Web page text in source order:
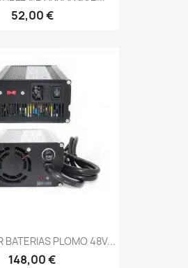
52,00 €
BATERIAS PLOMO 48V...
148,00 €